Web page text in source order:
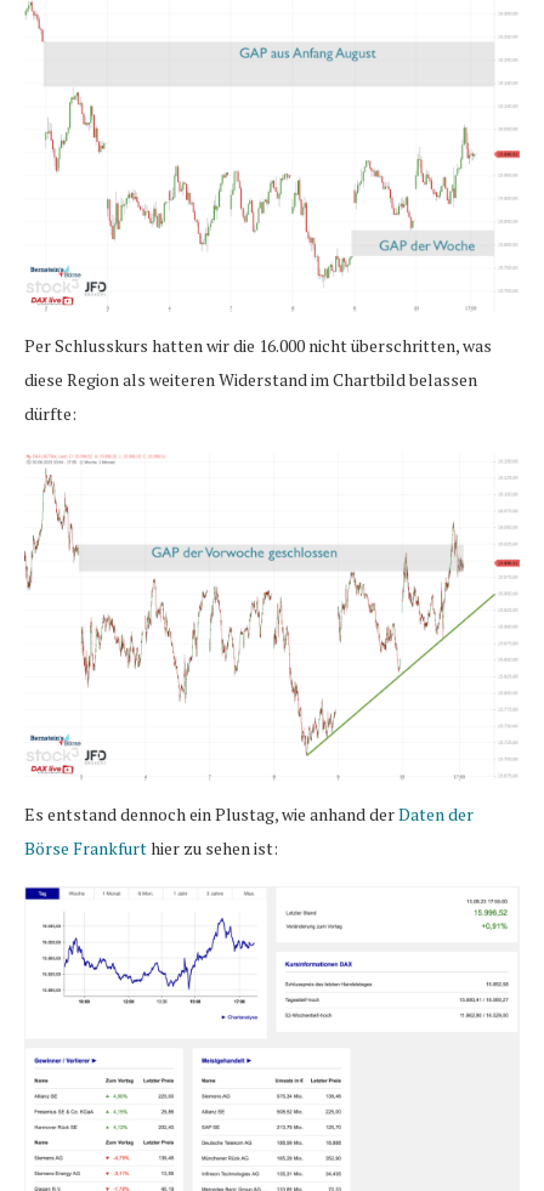
Per Schlusskurs hatten wir die 16.000 nicht überschritten, was
diese Region als weiteren Widerstand im Chartbild belassen
dürfte:
Es entstand dennoch ein Plustag, wie anhand derDaten der
Börse Frankfurthier zu sehen ist: